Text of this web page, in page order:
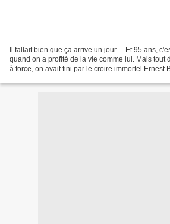
Il fallait bien que ça arrive un jour… Et 95 ans,
quand on a profité de la vie comme lui. Mais tout
à force, on avait fini par le croire immortel Ernest